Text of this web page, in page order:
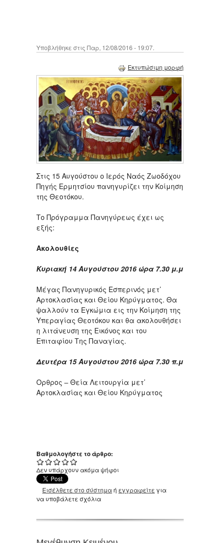
Υποβλήθηκε στις Παρ, 12/08/2016 - 19:07.
Εκτυπώσιμη μορφή
Στις 15 Αυγούστου o Ιερός Ναός Ζωοδόχου
Πηγής Ερμητσίου πανηγυρίζει την Κοίμηση
της Θεοτόκου.
Το Πρόγραμμα Πανηγύρεως έχει ως
εξής:
Ακολουθίες
Κυριακή 14 Αυγούστου 2016 ώρα 7.30 μ.μ
Μέγας Πανηγυρικός Εσπερινός μετ’
Αρτοκλασίας και Θείου Κηρύγματος. Θα
ψαλλούν τα Εγκώμια εις την Κοίμηση της
Υπεραγίας Θεοτόκου και θα ακολουθήσει
η λιτάνευση της Εικόνος και του
Επιταφίου Της Παναγίας.
Δευτέρα 15 Αυγούστου 2016 ώρα 7.30 π.μ
Ορθρος – Θεία Λειτουργία μετ’
Αρτοκλασίας και Θείου Κηρύγματος
Βαθμολογήστε το άρθρο:
Δεν υπάρχουν ακόμα ψήφοι
Εισέλθετε στο σύστημαή εγγραφείτε για
να υποβάλετε σχόλια